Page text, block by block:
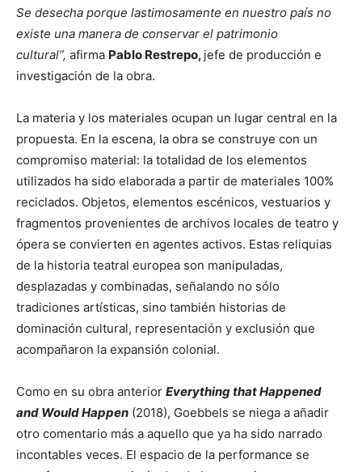
Se desecha porque lastimosamente en nuestro país no
existe una manera de conservar el patrimonio
cultural”, afirma Pablo Restrepo, jefe de producción e
investigación de la obra.
La materia y los materiales ocupan un lugar central en la
propuesta. En la escena, la obra se construye con un
compromiso material: la totalidad de los elementos
utilizados ha sido elaborada a partir de materiales 100%
reciclados. Objetos, elementos escénicos, vestuarios y
fragmentos provenientes de archivos locales de teatro y
ópera se convierten en agentes activos. Estas reliquias
de la historia teatral europea son manipuladas,
desplazadas y combinadas, señalando no sólo
tradiciones artísticas, sino también historias de
dominación cultural, representación y exclusión que
acompañaron la expansión colonial.
Como en su obra anterior Everything that Happened
and Would Happen (2018), Goebbels se niega a añadir
otro comentario más a aquello que ya ha sido narrado
incontables veces. El espacio de la performance se